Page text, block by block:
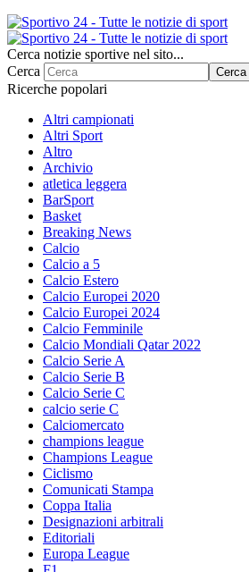
Cerca notizie sportive nel sito...
Cerca
Cerca
Ricerche popolari
Altri campionati
Altri Sport
Altro
Archivio
atletica leggera
BarSport
Basket
Breaking News
Calcio
Calcio a 5
Calcio Estero
Calcio Europei 2020
Calcio Europei 2024
Calcio Femminile
Calcio Mondiali Qatar 2022
Calcio Serie A
Calcio Serie B
Calcio Serie C
calcio serie C
Calciomercato
champions league
Champions League
Ciclismo
Comunicati Stampa
Coppa Italia
Designazioni arbitrali
Editoriali
Europa League